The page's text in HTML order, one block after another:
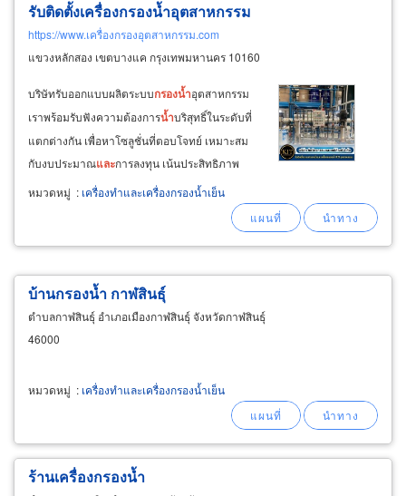
รับติดตั้งเครื่องกรองน้ำอุตสาหกรรม
https://www.เครื่องกรองอุตสาหกรรม.com
แขวงหลักสอง เขตบางแค กรุงเทพมหานคร 10160
บริษัทรับออกแบบผลิตระบบกรองน้ำอุตสาหกรรม
เราพร้อมรับฟังความต้องการน้ำบริสุทธิ์ในระดับที่
แตกต่างกัน เพื่อหาโซลูชั่นที่ตอบโจทย์ เหมาะสม
กับงบประมาณและการลงทุน เน้นประสิทธิภาพ
ความทนทาน และ ประหยัดต้นทุน ผลิตและ
ติดตั้งระบบทำ
หมวดหมู่ : เครื่องทำและเครื่องกรองน้ำเย็น
บ้านกรองน้ำ กาฬสินธุ์
ตำบลกาฬสินธุ์ อำเภอเมืองกาฬสินธุ์ จังหวัดกาฬสินธุ์
46000
หมวดหมู่ : เครื่องทำและเครื่องกรองน้ำเย็น
ร้านเครื่องกรองน้ำ